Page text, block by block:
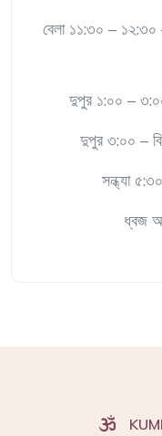
বেলা ১১:৩০ – ১২:৩০
দুপুর ১:০০ –
দুপুর ৩:০০ –
সন্ধ্যা
ধ্বজ